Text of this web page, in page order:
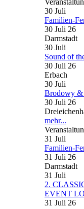
30 Juli
Familien-
30 Juli 26
Darmstadt
30 Juli
Sound of
30 Juli 26
Erbach
30 Juli
Brodowy &
30 Juli 26
mehr...
31 Juli
Familien-
31 Juli 26
Darmstadt
31 Juli
2.
EVENT
31 Juli 26